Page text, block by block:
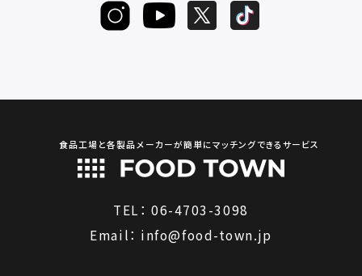
食品工場と各製品メーカーが簡単にマッチングできるサービス
TEL：06-4703-3098
Email： info@food-town.jp